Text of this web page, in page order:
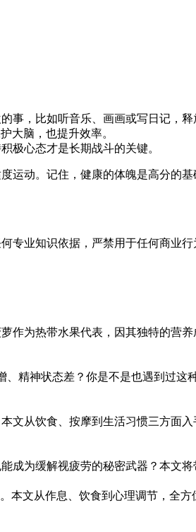
事，比如听音乐、画画或写日记，释
大脑，也提升效率。
极心态才是长期战斗的关键。
运动。记住，健康的体魄是高分的
专业知识依据，严禁用于任何商业
作为热带水果代表，因其独特的营
精神状态差？你是不是也遇到过
文从饮食、按摩到生活习惯三方面
为缓解视疲劳的秘密武器？本文
本文从作息、饮食到心理调节，全